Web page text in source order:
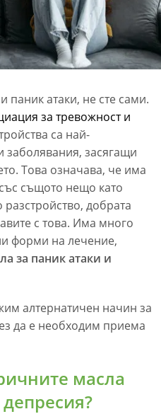
паник атаки, не сте сами.
за тревожност и
са най-
заболявания, засягащи
Това означава, че има
същото нещо като
добрата
с това. Има много
форми на лечение,
за паник атаки и
алтернатичен начин за
да е необходим приема
масла